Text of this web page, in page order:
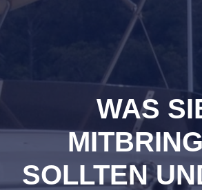
WAS
SOLLTEN